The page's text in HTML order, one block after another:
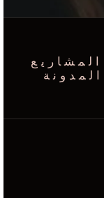
المشاريع
المدونة